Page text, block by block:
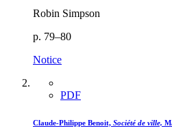
Robin Simpson
p. 79–80
Notice
PDF
Claude-Philippe Benoit, Société de ville,